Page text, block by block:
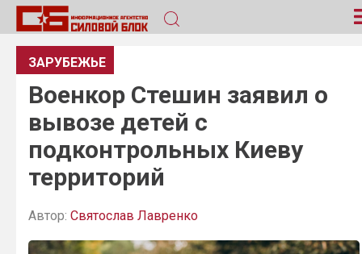
ЗАРУБЕЖЬЕ
Военкор Стешин заявил о
вывозе детей с
подконтрольных Киеву
территорий
Автор: Святослав Лавренко